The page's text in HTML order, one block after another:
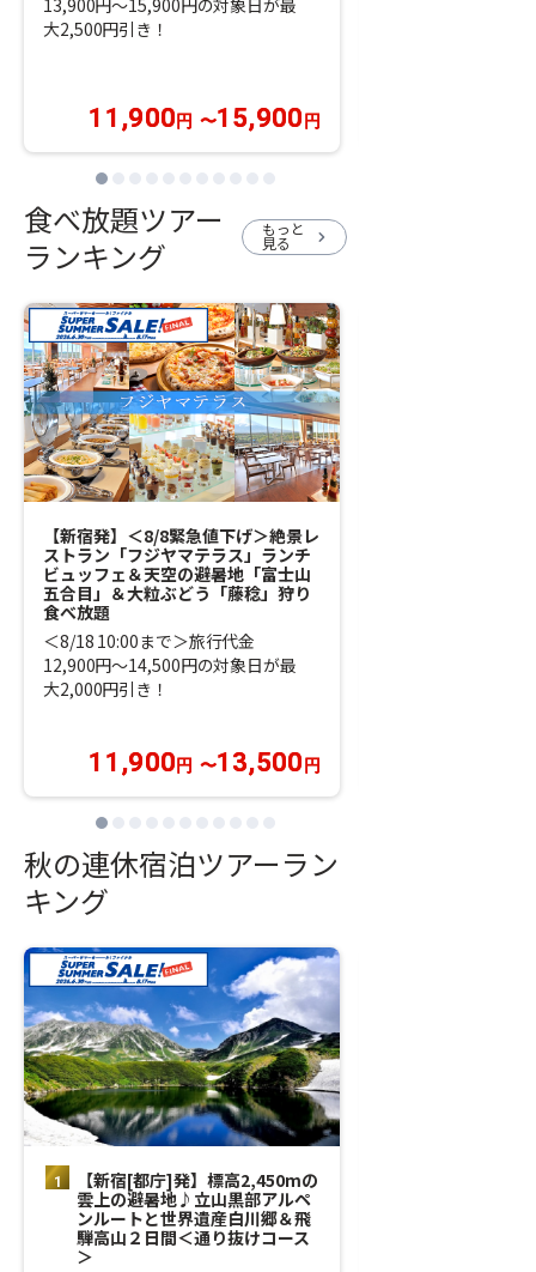
13,900円～15,900円の対象日が最
大2,500円引き！
11,900円 〜15,900円
食べ放題ツアー
ランキング
もっと
見る chevron_right
【新宿発】＜8/8緊急値下げ＞絶景レ
ストラン「フジヤマテラス」ランチ
ビュッフェ＆天空の避暑地「富士山
五合目」＆大粒ぶどう「藤稔」狩り
食べ放題
＜8/18 10:00まで＞旅行代金
12,900円～14,500円の対象日が最
大2,000円引き！
11,900 円 〜13,500 円
秋の連休宿泊ツアーラン
キング
【新宿[都庁]発】標高2,450mの
雲上の避暑地♪立山黒部アルペ
ンルートと世界遺産白川郷＆飛
騨高山２日間＜通り抜けコース
＞